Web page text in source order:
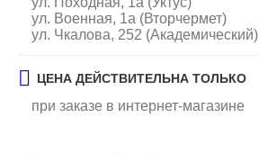
ул. Военная, 1а (Вторчермет)
ул. Чкалова, 252 (Академический)
ЦЕНА ДЕЙСТВИТЕЛЬНА ТОЛЬКО
при заказе в интернет-магазине